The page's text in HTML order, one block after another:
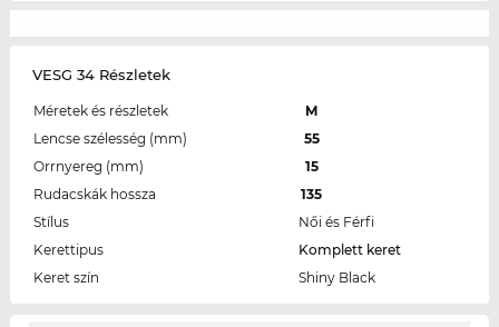
VESG 34 Részletek
Méretek és részletek
M
Lencse szélesség (mm)
55
Orrnyereg (mm)
15
Rudacskák hossza
135
Stílus
Női és Férfi
Kerettipus
Komplett keret
Keret szín
Shiny Black